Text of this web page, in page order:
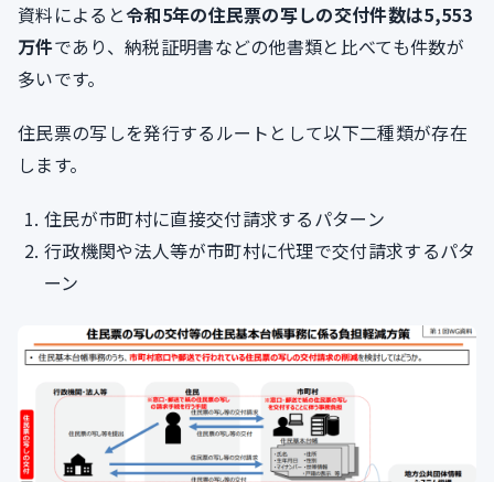
資料によると令和5年の住民票の写しの交付件数は5,553
万件であり、納税証明書などの他書類と比べても件数が
多いです。
住民票の写しを発行するルートとして以下二種類が存在
します。
住民が市町村に直接交付請求するパターン
行政機関や法人等が市町村に代理で交付請求するパタ
ーン